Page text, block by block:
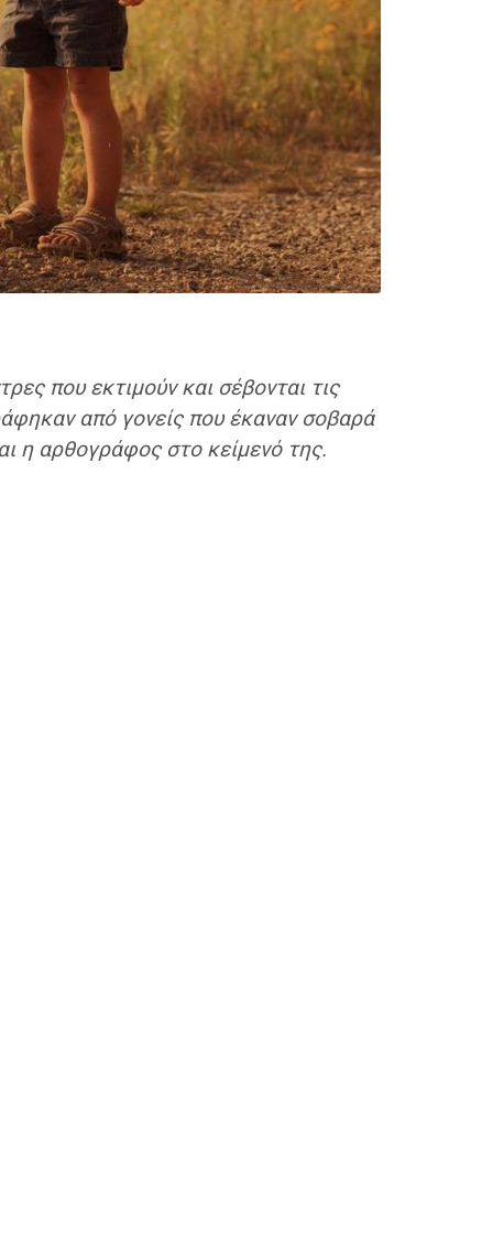
που εκτιμούν και σέβονται τις
από γονείς που έκαναν σοβαρά
η αρθογράφος στο κείμενό της.